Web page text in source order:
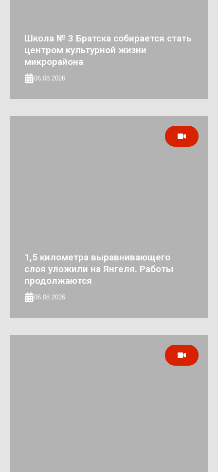
Школа № 3 Братска собирается стать
центром культурной жизни
микрорайона
06.08.2026
1,5 километра выравнивающего
слоя уложили на Янгеля. Работы
продолжаются
06.08.2026